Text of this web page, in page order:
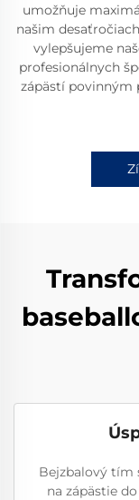
umožňuje
našim
vylepšujeme
profesionálnych
zápästí povinným
Bejzbalový tím
na zápästie